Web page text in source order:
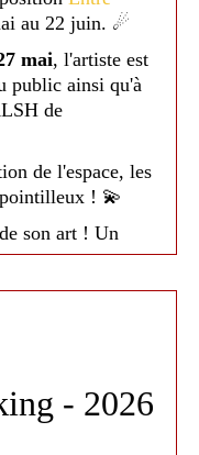
au 22 juin. ☄
mai, l'artiste est
public ainsi qu'à
de
de l'espace, les
pointilleux ! 💫
son art ! Un
! ☄
son sourire
- 2026